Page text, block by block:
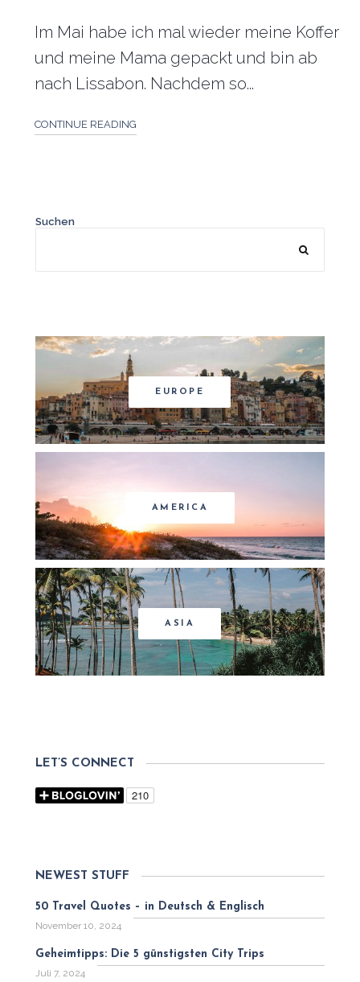
Im Mai habe ich mal wieder meine Koffer
und meine Mama gepackt und bin ab
nach Lissabon. Nachdem so...
CONTINUE READING
Suchen
EUROPE
AMERICA
ASIA
LET’S CONNECT
NEWEST STUFF
50 Travel Quotes – in Deutsch & Englisch
November 10, 2024
Geheimtipps: Die 5 günstigsten City Trips
Juli 7, 2024